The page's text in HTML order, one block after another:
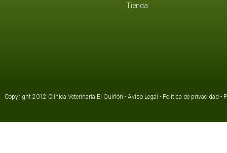
Tienda
Copyright 2012 Clínica Veterinaria El Quiñón - Aviso Legal - Política de privacidad -